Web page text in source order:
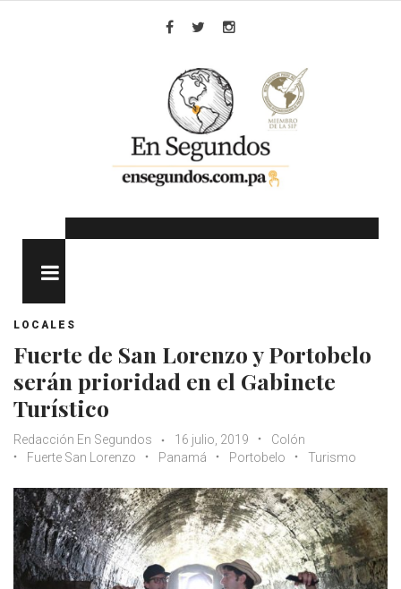
LOCALES
Fuerte de San Lorenzo y Portobelo
serán prioridad en el Gabinete
Turístico
Redacción En Segundos 16 julio, 2019
Colón
Fuerte San Lorenzo
Panamá Portobelo Turismo